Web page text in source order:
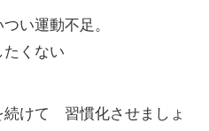
い運動不足。
たくない
続けて 習慣化させましょ